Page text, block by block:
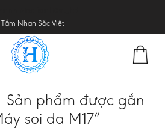
Nhan Sắc Việt
Sản phẩm được gắn
soi da M17”